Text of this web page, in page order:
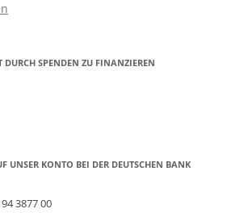
DURCH SPENDEN ZU FINANZIEREN
UNSER KONTO BEI DER DEUTSCHEN BANK
3877 00